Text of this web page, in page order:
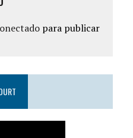
para publicar